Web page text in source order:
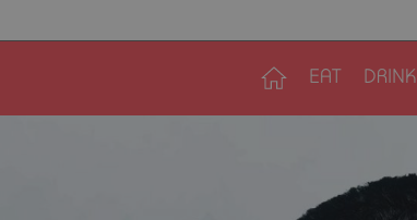
EAT DRINK